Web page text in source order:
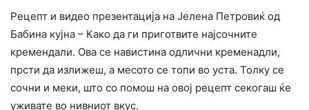
Рецепт и видео презентација на Јелена Петровиќ од
Бабина кујна – Како да ги приготвите најсочните
кремендали. Ова се навистина одлични кременадли,
прсти да излижеш, а месото се топи во уста. Толку се
сочни и меки, што со помош на овој рецепт секогаш ќе
уживате во нивниот вкус.